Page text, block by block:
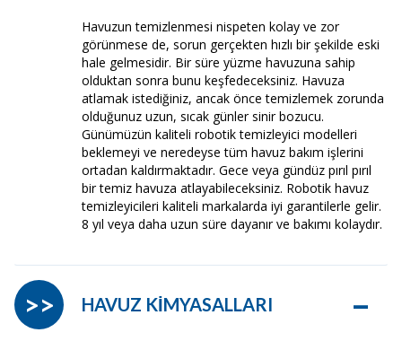
Havuzun temizlenmesi nispeten kolay ve zor
görünmese de, sorun gerçekten hızlı bir şekilde eski
hale gelmesidir. Bir süre yüzme havuzuna sahip
olduktan sonra bunu keşfedeceksiniz. Havuza
atlamak istediğiniz, ancak önce temizlemek zorunda
olduğunuz uzun, sıcak günler sinir bozucu.
Günümüzün kaliteli robotik temizleyici modelleri
beklemeyi ve neredeyse tüm havuz bakım işlerini
ortadan kaldırmaktadır. Gece veya gündüz pırıl pırıl
bir temiz havuza atlayabileceksiniz. Robotik havuz
temizleyicileri kaliteli markalarda iyi garantilerle gelir.
8 yıl veya daha uzun süre dayanır ve bakımı kolaydır.
HAVUZ KİMYASALLARI –
>>